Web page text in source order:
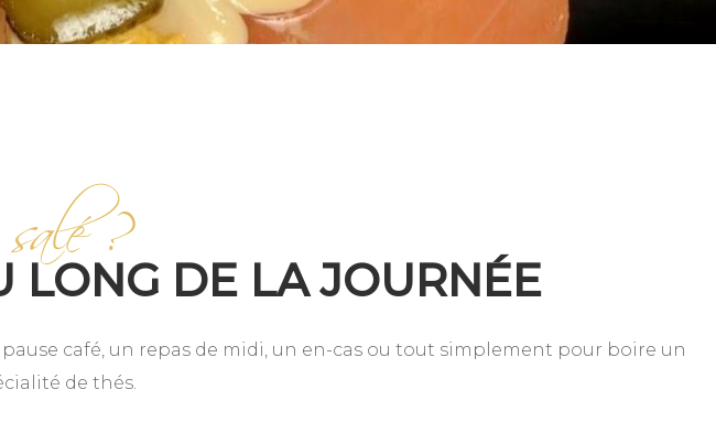
?
LONG DE LA JOURNÉE
café, un repas de midi, un en-cas ou tout simplement pour boire un
de thés.